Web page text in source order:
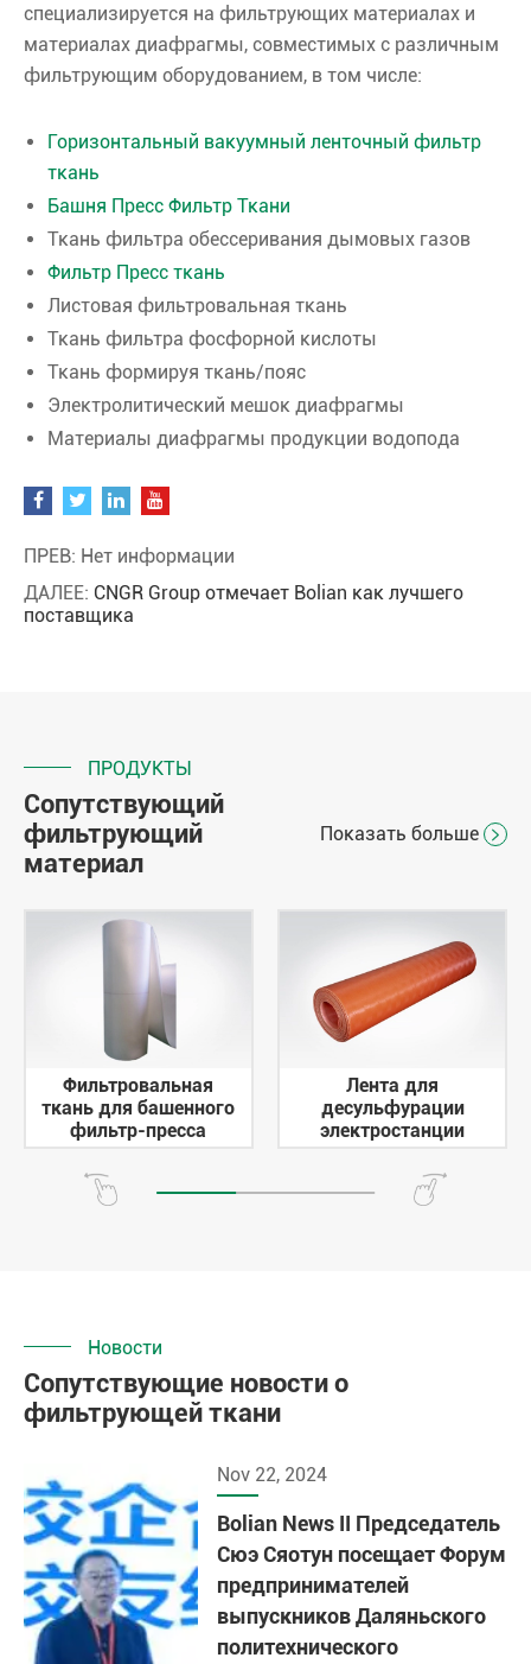
специализируется на фильтрующих материалах и
материалах диафрагмы, совместимых с различным
фильтрующим оборудованием, в том числе:
Горизонтальный вакуумный ленточный фильтр
ткань
Башня Пресс Фильтр Ткани
Ткань фильтра обессеривания дымовых газов
Фильтр Пресс ткань
Листовая фильтровальная ткань
Ткань фильтра фосфорной кислоты
Ткань формируя ткань/пояс
Электролитический мешок диафрагмы
Материалы диафрагмы продукции водопода
ПРЕВ: Нет информации
ДАЛЕЕ: CNGR Group отмечает Bolian как лучшего
поставщика
ПРОДУКТЫ
Сопутствующий
фильтрующий
материал
Показать больше 
Фильтровальная
ткань для башенного
фильтр-пресса
Лента для
десульфурации
электростанции
Новости
Сопутствующие новости о
фильтрующей ткани
Nov 22, 2024
Bolian News II Председатель
Сюэ Сяотун посещает Форум
предпринимателей
выпускников Даляньского
политехнического